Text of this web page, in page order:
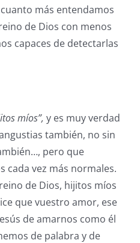
más entendamos
de Dios con menos
capaces de detectarlas
míos”, y es muy verdad
también, no sin
pero que
cada vez más normales.
de Dios, hijitos míos
que vuestro amor, ese
de amarnos como él
de palabra y de